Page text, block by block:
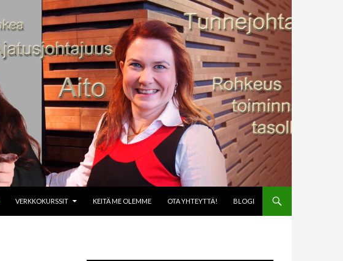
VERKKOKURSSIT KEITÄ ME OLEMME OTA YHTEYTTÄ! BLOGI